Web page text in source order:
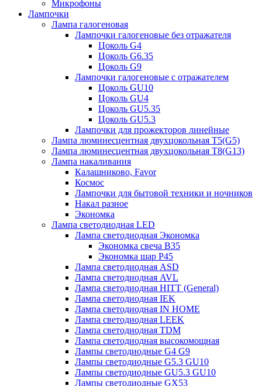
Микрофоны
Лампочки
Лампа галогеновая
Лампочки галогеновые без отражателя
Цоколь G4
Цоколь G6.35
Цоколь G9
Лампочки галогеновые с отражателем
Цоколь GU10
Цоколь GU4
Цоколь GU5.35
Цоколь GU5.3
Лампочки для прожекторов линейные
Лампа люминесцентная двухцокольная Т5(G5)
Лампа люминесцентная двухцокольная Т8(G13)
Лампа накаливания
Калашниково, Favor
Космос
Лампочки для бытовой техники и ночников
Накал разное
Экономка
Лампа светодиодная LED
Лампа светодиодная Экономка
Экономка свеча B35
Экономка шар P45
Лампа светодиодная ASD
Лампа светодиодная AVL
Лампа светодиодная HITT (General)
Лампа светодиодная IEK
Лампа светодиодная IN HOME
Лампа светодиодная LEEK
Лампа светодиодная TDM
Лампа светодиодная высокомощная
Лампы светодиодные G4 G9
Лампы светодиодные G5.3 GU10
Лампы светодиодные GU5.3 GU10
Лампы светодиодные GX53